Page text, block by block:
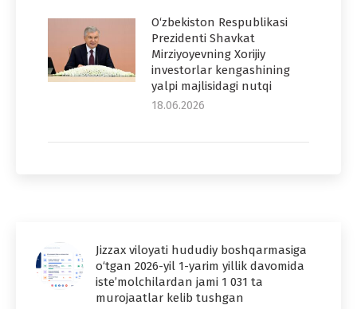
O‘zbekiston Respublikasi
Prezidenti Shavkat
Mirziyoyevning Xorijiy
investorlar kengashining
yalpi majlisidagi nutqi
18.06.2026
Jizzax viloyati hududiy boshqarmasiga
o‘tgan 2026-yil 1-yarim yillik davomida
iste’molchilardan jami 1 031 ta
murojaatlar kelib tushgan